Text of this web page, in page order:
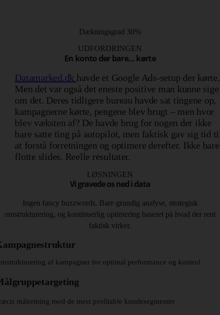
Dækningsgrad 30%
UDFORDRINGEN
En konto der bare… kørte
Datamarked.dk havde et Google Ads-setup der kørte.
Men det var også det eneste positive man kunne sige
om det. Deres tidligere bureau havde sat tingene op,
kampagnerne kørte, pengene blev brugt – men hvor
blev væksten af? De havde brug for nogen der ikke
bare satte ting på autopilot, men faktisk gav sig tid
at forstå forretningen og optimere derefter. Ikke bare
flotte slides. Reelle resultater.
LØSNINGEN
Vi gravede os ned i data
Ingen fancy buzzwords. Bare grundig analyse, strategisk
omstrukturering, og kontinuerlig optimering baseret på hvad der rent
faktisk virker.
af kampagner for optimal performance og kontrol
målretning mod de mest profitable kundesegmenter